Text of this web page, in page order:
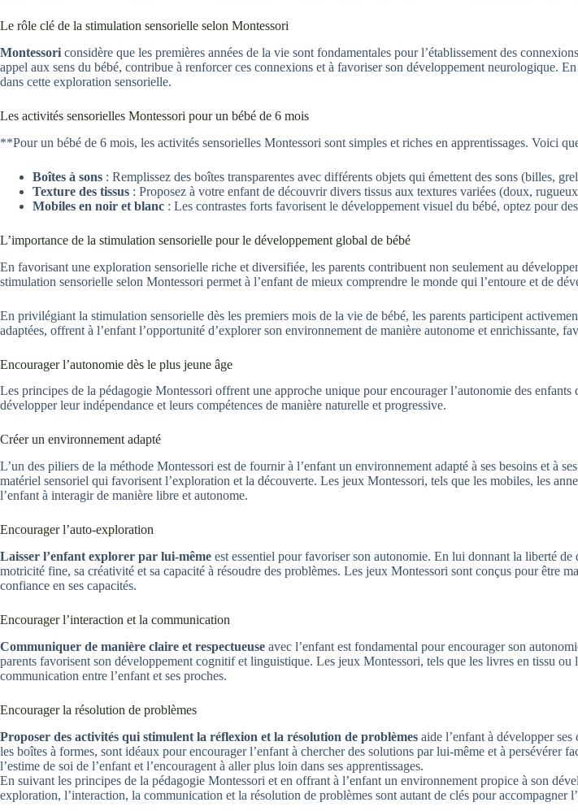
Le rôle clé de la stimulation sensorielle selon Montessori
Montessori considère que les premières années de la vie sont fondamentales pour l’établissement des
appel aux sens du bébé, contribue à renforcer ces connexions et à favoriser son développement neurologique.
dans cette exploration sensorielle.
Les activités sensorielles Montessori pour un bébé de 6 mois
**Pour un bébé de 6 mois, les activités sensorielles Montessori sont simples et riches en apprentissages. Voici
Boîtes à sons : Remplissez des boîtes transparentes avec différents objets qui émettent des sons (billes,
Texture des tissus : Proposez à votre enfant de découvrir divers tissus aux textures variées (doux,
Mobiles en noir et blanc : Les contrastes forts favorisent le développement visuel du bébé, optez pour
L’importance de la stimulation sensorielle pour le développement global de bébé
En favorisant une exploration sensorielle riche et diversifiée, les parents contribuent non seulement au
stimulation sensorielle selon Montessori permet à l’enfant de mieux comprendre le monde qui l’entoure et de
En privilégiant la stimulation sensorielle dès les premiers mois de la vie de bébé, les parents participent
adaptées, offrent à l’enfant l’opportunité d’explorer son environnement de manière autonome et enrichissante,
Encourager l’autonomie dès le plus jeune âge
Les principes de la pédagogie Montessori offrent une approche unique pour encourager l’autonomie des
développer leur indépendance et leurs compétences de manière naturelle et progressive.
Créer un environnement adapté
L’un des piliers de la méthode Montessori est de fournir à l’enfant un environnement adapté à ses besoins et à
matériel sensoriel qui favorisent l’exploration et la découverte. Les jeux Montessori, tels que les mobiles, les
l’enfant à interagir de manière libre et autonome.
Encourager l’auto-exploration
Laisser l’enfant explorer par lui-même est essentiel pour favoriser son autonomie. En lui donnant la liberté
motricité fine, sa créativité et sa capacité à résoudre des problèmes. Les jeux Montessori sont conçus pour être
confiance en ses capacités.
Encourager l’interaction et la communication
Communiquer de manière claire et respectueuse avec l’enfant est fondamental pour encourager son
parents favorisent son développement cognitif et linguistique. Les jeux Montessori, tels que les livres en tissu
communication entre l’enfant et ses proches.
Encourager la résolution de problèmes
Proposer des activités qui stimulent la réflexion et la résolution de problèmes aide l’enfant à développer
les boîtes à formes, sont idéaux pour encourager l’enfant à chercher des solutions par lui-même et à persévérer
l’estime de soi de l’enfant et l’encouragent à aller plus loin dans ses apprentissages.
En suivant les principes de la pédagogie Montessori et en offrant à l’enfant un environnement propice à son
exploration, l’interaction, la communication et la résolution de problèmes sont autant de clés pour accompagner